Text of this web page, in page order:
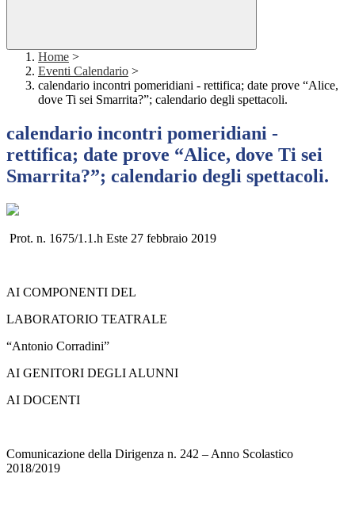
Home >
Eventi Calendario >
calendario incontri pomeridiani - rettifica; date prove “Alice,
dove Ti sei Smarrita?”; calendario degli spettacoli.
calendario incontri pomeridiani -
rettifica; date prove “Alice, dove Ti sei
Smarrita?”; calendario degli spettacoli.
Prot. n. 1675/1.1.h Este 27 febbraio 2019
AI COMPONENTI DEL
LABORATORIO TEATRALE
“Antonio Corradini”
AI GENITORI DEGLI ALUNNI
AI DOCENTI
Comunicazione della Dirigenza n. 242 – Anno Scolastico
2018/2019